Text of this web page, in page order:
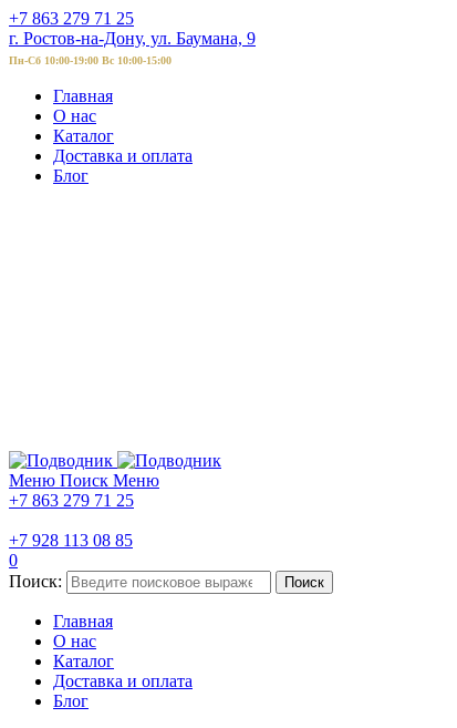
+7 863 279 71 25
г. Ростов-на-Дону, ул. Баумана, 9
Пн-Сб 10:00-19:00 Вс 10:00-15:00
Главная
О нас
Каталог
Доставка и оплата
Блог
Меню Поиск Меню
+7 863 279 71 25
+7 928 113 08 85
0
Поиск:
Поиск
Главная
О нас
Каталог
Доставка и оплата
Блог